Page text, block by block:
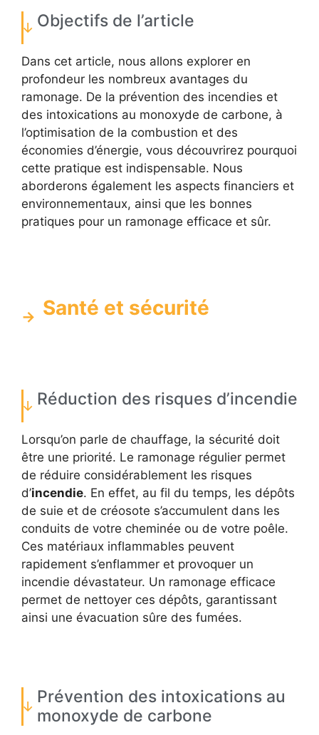
Objectifs de l’article
Dans cet article, nous allons explorer en
profondeur les nombreux avantages du
ramonage. De la prévention des incendies et
des intoxications au monoxyde de carbone, à
l’optimisation de la combustion et des
économies d’énergie, vous découvrirez pourquoi
cette pratique est indispensable. Nous
aborderons également les aspects financiers et
environnementaux, ainsi que les bonnes
pratiques pour un ramonage efficace et sûr.
Santé et sécurité
Réduction des risques d’incendie
Lorsqu’on parle de chauffage, la sécurité doit
être une priorité. Le ramonage régulier permet
de réduire considérablement les risques
d’incendie. En effet, au fil du temps, les dépôts
de suie et de créosote s’accumulent dans les
conduits de votre cheminée ou de votre poêle.
Ces matériaux inflammables peuvent
rapidement s’enflammer et provoquer un
incendie dévastateur. Un ramonage efficace
permet de nettoyer ces dépôts, garantissant
ainsi une évacuation sûre des fumées.
Prévention des intoxications au
monoxyde de carbone